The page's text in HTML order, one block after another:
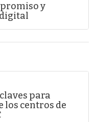
y
para
los centros de